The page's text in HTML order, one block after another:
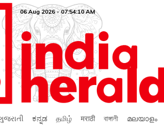
06 Aug 2026 - 07:54:11 AM
ಕನ್ನಡ தமிழ் मराठी বাঙ্গালী മലയാളം